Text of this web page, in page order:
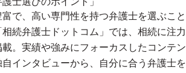
で、高い専門性を持つ弁護士を選ぶこと
続弁護士ドットコム」では、相続に注力
。実績や強みにフォーカスしたコンテン
インタビューから、自分に合う弁護士を